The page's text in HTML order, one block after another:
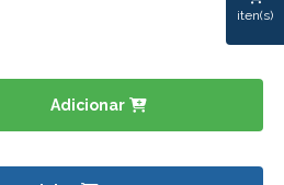
iten(s)
Adicionar